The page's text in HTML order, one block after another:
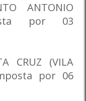
ANTONIO
por 03
CRUZ (VILA
por 06